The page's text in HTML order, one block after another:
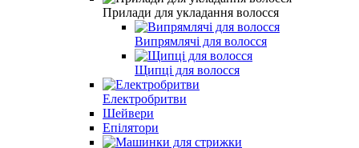
Прилади для укладання волосся
Випрямлячі для волосся
Щипці для волосся
Електробритви
Шейвери
Епілятори